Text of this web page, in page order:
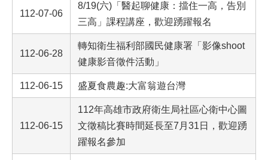
112-07-06
8/19(六)「醫起聊健康：擋住一高，告別
三高」課程講座，歡迎踴躍報名
112-06-28
轉知衛生福利部國民健康署「影像shoot
健康影音徵件活動」
112-06-15 盛夏食農趣:大富翁遊台灣
112-06-15
112年高雄市政府衛生局社區心衛中心圖
文徵稿比賽時間延長至7月31日，歡迎踴
躍報名參加